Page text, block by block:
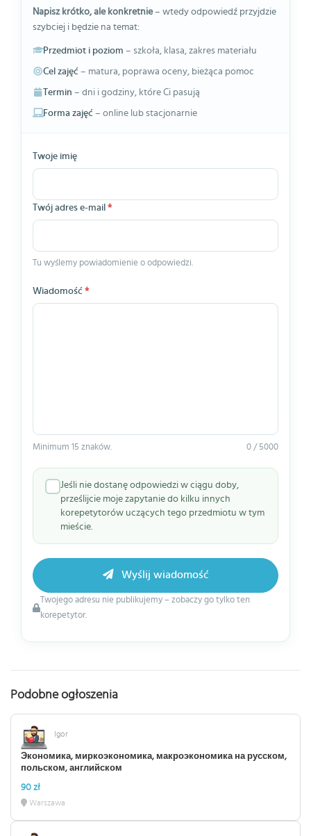
Napisz krótko, ale konkretnie– wtedy odpowiedź przyjdzie
szybciej i będzie na temat:
Przedmiot i poziom – szkoła, klasa, zakres materiału
Cel zajęć – matura, poprawa oceny, bieżąca pomoc
Termin – dni i godziny, które Ci pasują
Forma zajęć – online lub stacjonarnie
Twoje imię
Twój adres e-mail *
Tu wyślemy powiadomienie o odpowiedzi.
Wiadomość *
Minimum 15 znaków. 0 / 5000
Jeśli nie dostanę odpowiedzi w ciągu doby,
prześlijcie moje zapytanie do kilku innych
korepetytorów uczących tego przedmiotu w tym
mieście.
Twojego adresu nie publikujemy – zobaczy go tylko ten
korepetytor.
Wyślij wiadomość
Podobne ogłoszenia
Igor
Экономика, миркоэкономика, макроэкономика на русском,
польском, английском
90 zł
Warszawa